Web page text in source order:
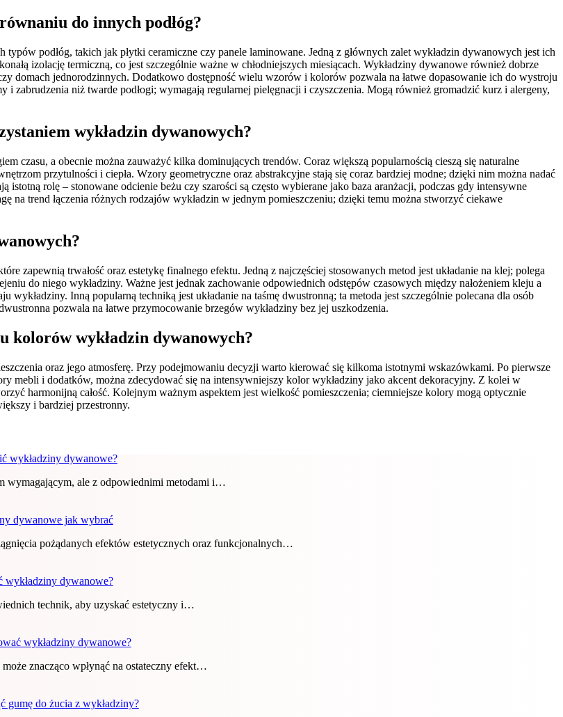
do innych podłóg?
podłóg, takich jak płytki ceramiczne czy panele laminowane. Jedną z głównych zalet wykładzin dywanowych jest ich
izolację termiczną, co jest szczególnie ważne w chłodniejszych miesiącach. Wykładziny dywanowe również dobrze
domach jednorodzinnych. Dodatkowo dostępność wielu wzorów i kolorów pozwala na łatwe dopasowanie ich do wystroju
zabrudzenia niż twarde podłogi; wymagają regularnej pielęgnacji i czyszczenia. Mogą również gromadzić kurz i alergeny,
wykładzin dywanowych?
czasu, a obecnie można zauważyć kilka dominujących trendów. Coraz większą popularnością cieszą się naturalne
przytulności i ciepła. Wzory geometryczne oraz abstrakcyjne stają się coraz bardziej modne; dzięki nim można nadać
rolę – stonowane odcienie beżu czy szarości są często wybierane jako baza aranżacji, podczas gdy intensywne
na trend łączenia różnych rodzajów wykładzin w jednym pomieszczeniu; dzięki temu można stworzyć ciekawe
zapewnią trwałość oraz estetykę finalnego efektu. Jedną z najczęściej stosowanych metod jest układanie na klej; polega
do niego wykładziny. Ważne jest jednak zachowanie odpowiednich odstępów czasowych między nałożeniem kleju a
Inną popularną techniką jest układanie na taśmę dwustronną; ta metoda jest szczególnie polecana dla osób
pozwala na łatwe przymocowanie brzegów wykładziny bez jej uszkodzenia.
kolorów wykładzin dywanowych?
oraz jego atmosferę. Przy podejmowaniu decyzji warto kierować się kilkoma istotnymi wskazówkami. Po pierwsze
mebli i dodatków, można zdecydować się na intensywniejszy kolor wykładziny jako akcent dekoracyjny. Z kolei w
harmonijną całość. Kolejnym ważnym aspektem jest wielkość pomieszczenia; ciemniejsze kolory mogą optycznie
i bardziej przestronny.
wykładziny dywanowe?
wymagającym, ale z odpowiednimi metodami i…
dywanowe jak wybrać
pożądanych efektów estetycznych oraz funkcjonalnych…
wykładziny dywanowe?
technik, aby uzyskać estetyczny i…
wykładziny dywanowe?
znacząco wpłynąć na ostateczny efekt…
gumę do żucia z wykładziny?